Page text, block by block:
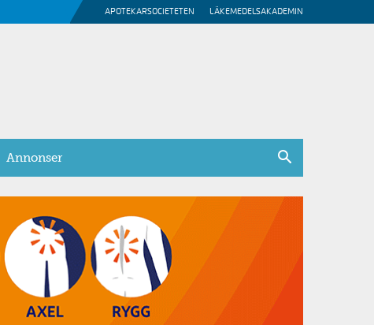
APOTEKARSOCIETETEN LÄKEMEDELSAKADEMIN
Annonser